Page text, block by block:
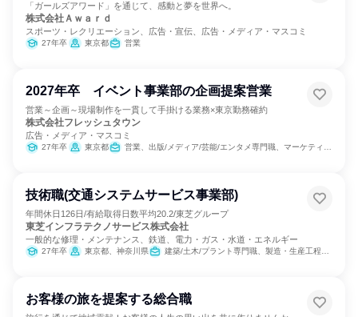
「ガールズアワード」を通じて、感動と夢を世界へ。
株式会社Ａｗａｒｄ
スポーツ・レクリエーション、広告・宣伝、広告・メディア・マスコミ
27年卒 東京都 営業
2027年卒 イベント事業部の企画提案営業
営業～企画～現場制作を一貫して手掛ける業務×東京勤務確約
株式会社フレッシュタウン
広告・メディア・マスコミ
27年卒 東京都 営業、出版/メディア/芸能/エンタメ専門職、マーケティング・広告・宣伝
技術職(交通システムサービス事業部)
年間休日126日/有給取得日数平均20.2/東芝グループ
東芝インフラテクノサービス株式会社
一般的な修理・メンテナンス、鉄道、電力・ガス・水道・エネルギー
27年卒 東京都、神奈川県 建築/土木/プラント専門職、製造・生産工程、営業
お客様の旅を提案する総合職